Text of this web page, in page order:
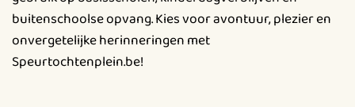
productpagina
productpagina
buitenschoolse opvang. Kies voor avontuur, plezier en
onvergetelijke herinneringen met
Speurtochtenplein.be!